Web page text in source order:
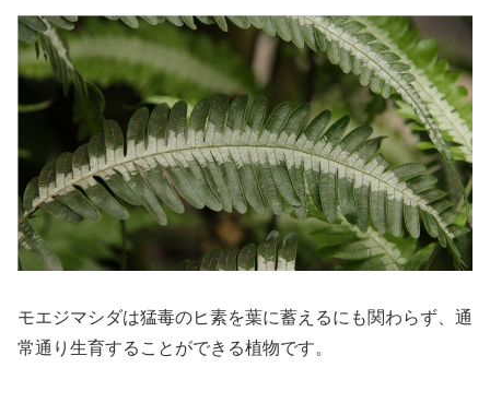
モエジマシダは猛毒のヒ素を葉に蓄えるにも関わらず、通
常通り生育することができる植物です。